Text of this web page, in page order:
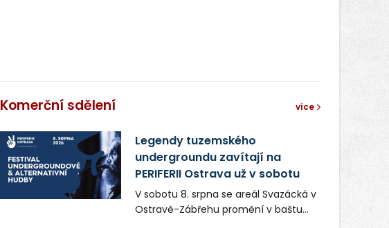
Komerční sdělení více
Legendy tuzemského
undergroundu zavítají na
PERIFERII Ostrava už v sobotu
V sobotu 8. srpna se areál Svazácká v
Ostravě-Zábřehu promění v baštu